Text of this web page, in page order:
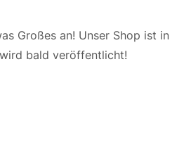
Großes an! Unser Shop ist in
bald veröffentlicht!